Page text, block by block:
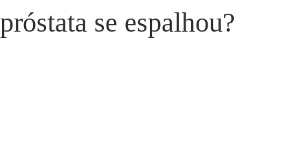
próstata se espalhou?